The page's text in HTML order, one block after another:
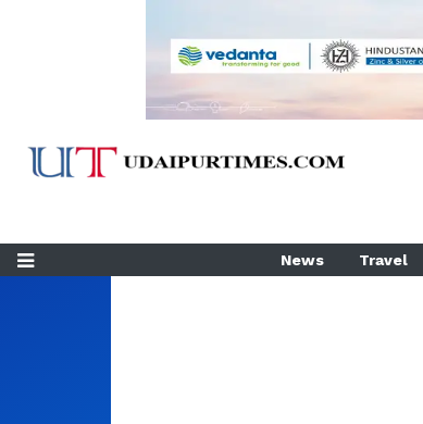
News Travel